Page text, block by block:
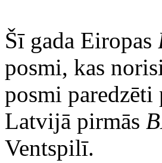
Šī gada Eiropas
posmi, kas
posmi
Latvijā pirmās
Ventspilī.